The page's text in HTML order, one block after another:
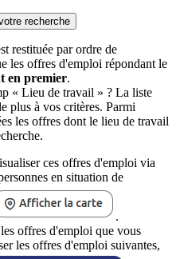
recherche
restituée par ordre de
les offres d'emploi répondant le
en premier.
« Lieu de travail » ? La liste
plus à vos critères. Parmi
les offres dont le lieu de travail
ces offres d'emploi via
en situation de
.
offres d'emploi que vous
les offres d'emploi suivantes,